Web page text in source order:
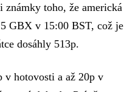
toho, že americká
GBX v 15:00 BST, což je
dosáhly 513p.
v hotovosti a až 20p v